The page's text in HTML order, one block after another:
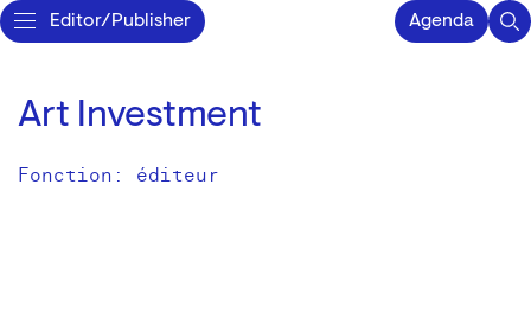
Editor/Publisher Agenda
Art Investment
Fonction: éditeur